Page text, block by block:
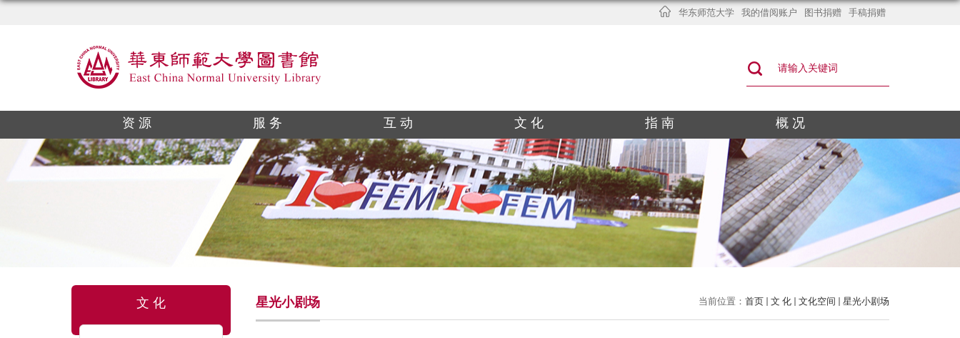
华东师范大学 我的借阅账户 图书捐赠 手稿捐赠
资 源 服 务 互 动 文 化 指 南 概 况
文 化 当前位置： 首页 文 化 文化空间 星光小剧场
星光小剧场